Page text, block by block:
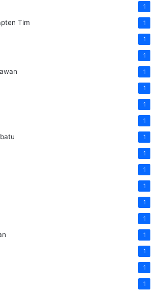
1
Tim 1
1
1
1
1
1
1
1
1
1
1
1
1
1
1
1
1